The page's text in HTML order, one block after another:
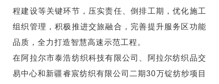
程建设等关键环节，压实责任、倒排工期，优化施工
组织管理，积极推进交旅融合，完善提升服务区功能
品质，全力打造智慧高速示范工程。
在阿拉尔市泰浩纺织科技有限公司、阿拉尔纺织品交
易中心和新疆睿宸纺织有限公司二期30万锭纺纱项目